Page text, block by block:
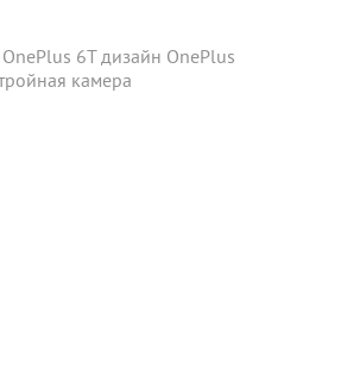
OnePlus 6T дизайн OnePlus
камера